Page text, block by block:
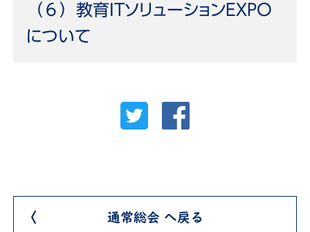
（６）教育ITソリューションEXPO
について
通常総会 へ戻る